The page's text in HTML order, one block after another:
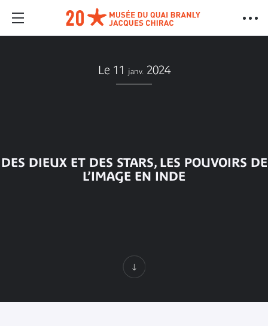
Le 11 janv. 2024
DES DIEUX ET DES STARS, LES POUVOIRS DE
L’IMAGE EN INDE